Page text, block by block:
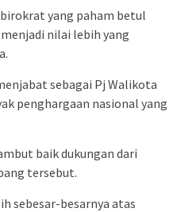
yang paham betul
nilai lebih yang
sebagai Pj Walikota
penghargaan nasional yang
baik dukungan dari
tersebut.
sebesar-besarnya atas